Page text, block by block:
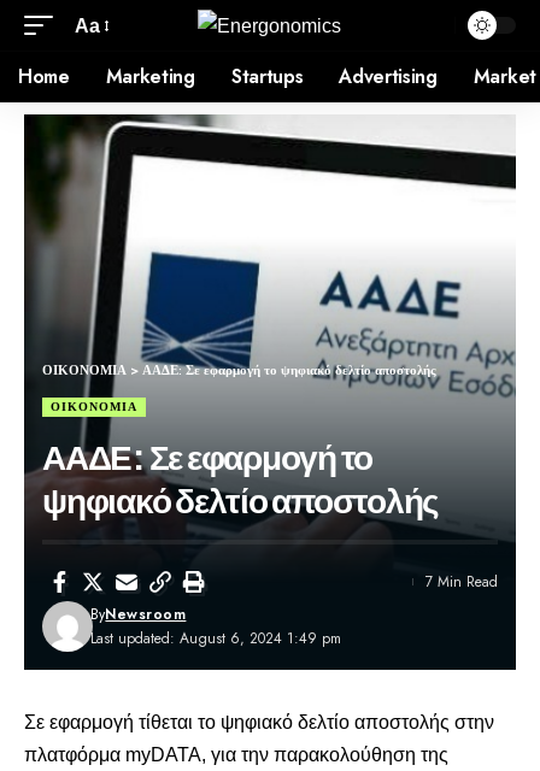
Aa
Home Marketing Startups Advertising Market
ΟΙΚΟΝΟΜΙΑ >ΑΑΔΕ: Σε εφαρμογή το ψηφιακό δελτίο αποστολής
ΟΙΚΟΝΟΜΙΑ
ΑΑΔΕ: Σε εφαρμογή το
ψηφιακό δελτίο αποστολής
Last updated: August 6, 2024 1:49 pm
ByNewsroom
7 Min Read
Σε εφαρμογή τίθεται το ψηφιακό δελτίο αποστολής στην
πλατφόρμα myDATA, για την παρακολούθηση της